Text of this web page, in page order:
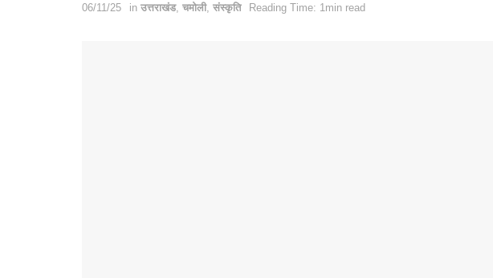
06/11/25 in उत्तराखंड, चमोली, संस्कृति Reading Time: 1min read